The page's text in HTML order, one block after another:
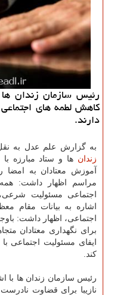
رئیس سازمان زندان
کاهش لطمه های
دارند.
به گزارش علم عدل به
زندان ها و ستاد مبارزه
آموزش معتادان به
مراسم اظهار داشت:
اجتماعی مسئولیت
اشاره به بیانات مقام
اجتماعی، اظهار داشت:
برای نگهداری معتادان
ایفای مسئولیت اجتماعی
کند.
رئیس سازمان زندان ها با
نازیبا برای قضاوت